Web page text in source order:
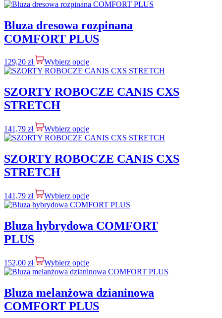
Bluza dresowa rozpinana
COMFORT PLUS
129,20 zł Wybierz opcje
SZORTY ROBOCZE CANIS CXS
STRETCH
141,79 zł Wybierz opcje
SZORTY ROBOCZE CANIS CXS
STRETCH
141,79 zł Wybierz opcje
Bluza hybrydowa COMFORT
PLUS
152,00 zł Wybierz opcje
Bluza melanżowa dzianinowa
COMFORT PLUS